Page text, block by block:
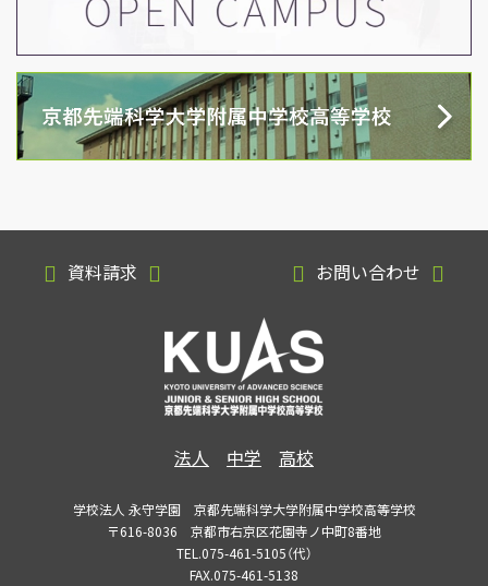
資料請求 お問い合わせ
法人 中学 高校
学校法人 永守学園 京都先端科学大学附属中学校高等学校
〒616-8036 京都市右京区花園寺ノ中町8番地
TEL.075-461-5105（代）
FAX.075-461-5138